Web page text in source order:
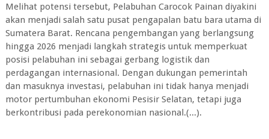
Melihat potensi tersebut, Pelabuhan Carocok Painan diyakini
akan menjadi salah satu pusat pengapalan batu bara utama di
Sumatera Barat. Rencana pengembangan yang berlangsung
hingga 2026 menjadi langkah strategis untuk memperkuat
posisi pelabuhan ini sebagai gerbang logistik dan
perdagangan internasional. Dengan dukungan pemerintah
dan masuknya investasi, pelabuhan ini tidak hanya menjadi
motor pertumbuhan ekonomi Pesisir Selatan, tetapi juga
berkontribusi pada perekonomian nasional.(...).